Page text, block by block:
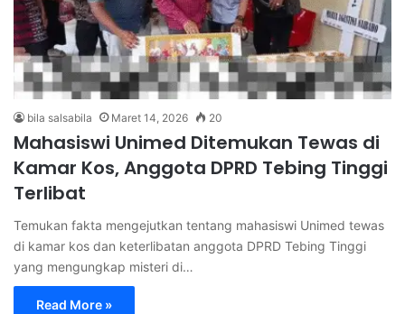
bila salsabila Maret 14, 2026 20
Mahasiswi Unimed Ditemukan Tewas di
Kamar Kos, Anggota DPRD Tebing Tinggi
Terlibat
Temukan fakta mengejutkan tentang mahasiswi Unimed tewas
di kamar kos dan keterlibatan anggota DPRD Tebing Tinggi
yang mengungkap misteri di…
Read More »